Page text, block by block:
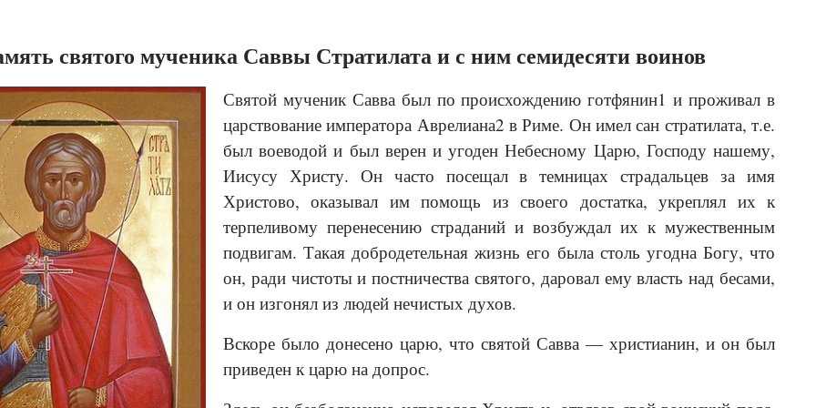
святого мученика Саввы Стратилата и с ним семидесяти воинов
Святой мученик Савва был по происхождению готфянин1 и проживал в
царствование императора Аврелиана2 в Риме. Он имел сан стратилата, т.е.
был воеводой и был верен и угоден Небесному Царю, Господу нашему,
Иисусу Христу. Он часто посещал в темницах страдальцев за имя
Христово, оказывал им помощь из своего достатка, укреплял их к
терпеливому перенесению страданий и возбуждал их к мужественным
подвигам. Такая добродетельная жизнь его была столь угодна Богу, что
он, ради чистоты и постничества святого, даровал ему власть над бесами,
и он изгонял из людей нечистых духов.
Вскоре было донесено царю, что святой Савва — христианин, и он был
приведен к царю на допрос.